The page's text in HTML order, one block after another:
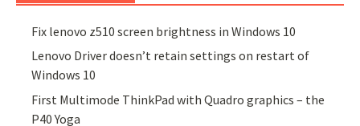
Fix lenovo z510 screen brightness in Windows 10
Lenovo Driver doesn’t retain settings on restart of
Windows 10
First Multimode ThinkPad with Quadro graphics – the
P40 Yoga